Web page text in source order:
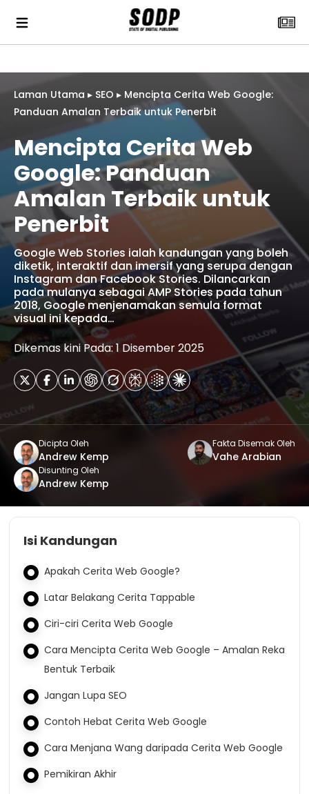
Laman Utama ▸ SEO ▸ Mencipta Cerita Web Google:
Panduan Amalan Terbaik untuk Penerbit
Mencipta Cerita Web
Google: Panduan
Amalan Terbaik untuk
Penerbit
Google Web Stories ialah kandungan yang boleh
diketik, interaktif dan imersif yang serupa dengan
Instagram dan Facebook Stories. Dilancarkan
pada mulanya sebagai AMP Stories pada tahun
2018, Google menjenamakan semula format
visual ini kepada…
Dikemas kini Pada: 1 Disember 2025
Dicipta Oleh
Andrew Kemp
Fakta Disemak Oleh
Vahe Arabian
Disunting Oleh
Andrew Kemp
Isi Kandungan
Apakah Cerita Web Google?
Latar Belakang Cerita Tappable
Ciri-ciri Cerita Web Google
Cara Mencipta Cerita Web Google – Amalan Reka
Bentuk Terbaik
Jangan Lupa SEO
Contoh Hebat Cerita Web Google
Cara Menjana Wang daripada Cerita Web Google
Pemikiran Akhir